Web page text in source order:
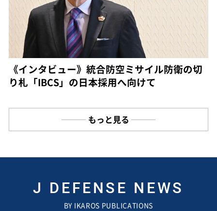
《インタビュー》統合防空ミサイル防衛の切
り札「IBCS」の日本採用へ向けて
もっと見る
J DEFENSE NEWS
BY IKAROS PUBLICATIONS